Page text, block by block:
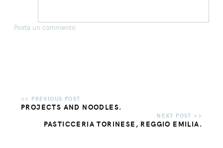
Posta un commento
PROJECTS AND NOODLES.
PASTICCERIA TORINESE, REGGIO EMILIA.